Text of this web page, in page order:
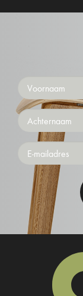
Voornaam
Achternaam
Emailaddress